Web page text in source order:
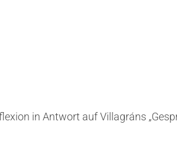
in Antwort auf Villagráns